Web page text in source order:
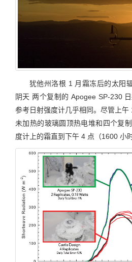
犹他州洛根 1 月霜冻后的太阳
阴天 两个复制的 Apogee SP-230
参考日射强度计几乎相同。尽管上
未加热的玻璃圆顶热电堆和四个复
度计上的霜直到下午 4 点（1600 小